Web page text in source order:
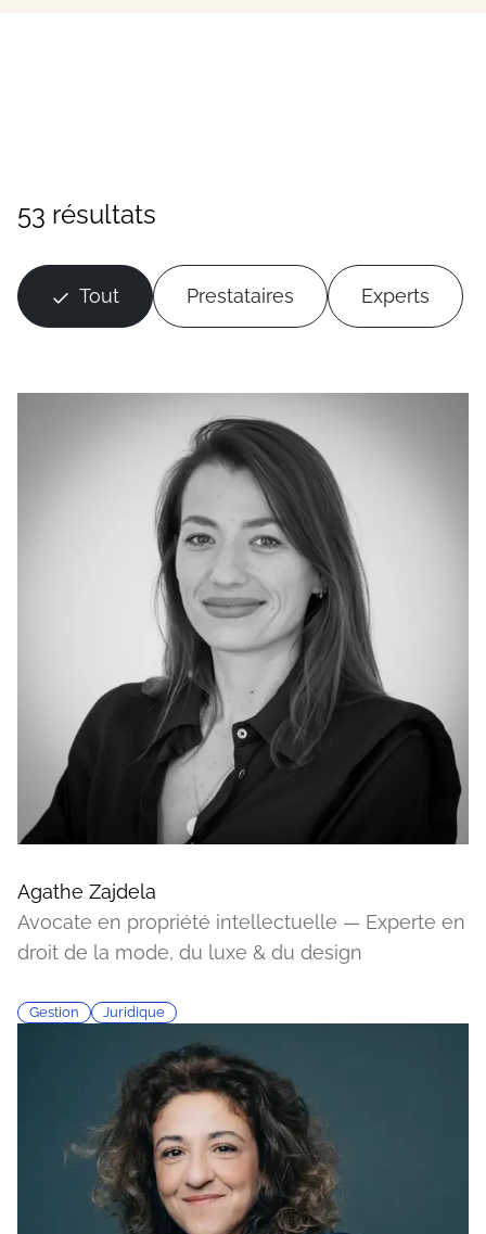
53 résultats
Tout Prestataires Experts
Agathe Zajdela
Avocate en propriété intellectuelle — Experte en
droit de la mode, du luxe & du design
Gestion Juridique